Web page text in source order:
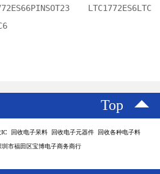
LTC1772ES6LTC
Top
回收电子呆料 回收电子元器件 回收各种电子料
圳市福田区宝博电子商务商行